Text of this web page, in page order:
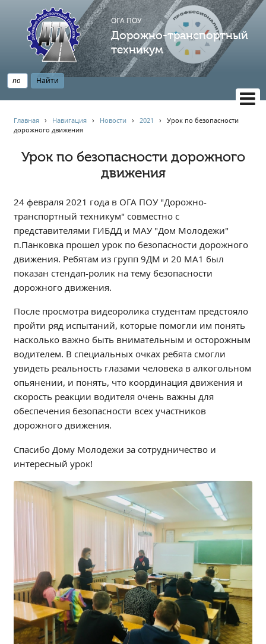
ОГА ПОУ
Дорожно-транспортный
техникум
НАВИГАЦИЯ
Главная
Профессионалитет
Опрос по качеству образования
Новости
Наблюдательный совет
Информация
Независимая оценка качества
Профориентация
Обращения онлайн
Контакты
Региональный центр по профилактике ДДТТ
Учебно-производственный комплекс
Центр карьеры
Противодействие коррупции
Всероссийское чемпионатное движение
Региональная инновационная площадка
СВЕДЕНИЯ ОБ ОБРАЗОВАТЕЛЬНОЙ ОРГАНИЗАЦИИ
Основные сведения
Структура и органы управления образовательной
Образовательные стандарты и требования
Руководство
Педагогический состав
Материально-техническое обеспечение и
оснащенность образовательного процесса.
Доступная среда
Главная › Навигация › Новости ›2021 ›Урок по безопасности
дорожного движения️
Урок по безопасности дорожного
движения️
24 февраля 2021 года в ОГА ПОУ "Дорожно-
транспортный техникум" совместно с
представителями ГИБДД и МАУ "Дом Молодежи"
п.Панковка прошел урок по безопасности дорожного
движения. Ребятам из групп 9ДМ и 20 МА1 был
показан стендап-ролик на тему безопасности
дорожного движения.
После просмотра видеоролика студентам предстояло
пройти ряд испытаний, которые помогли им понять
насколько важно быть внимательным и осторожным
водителем. В специальных очках ребята смогли
увидеть реальность глазами человека в алкогольном
опьянении, и понять, что координация движения и
скорость реакции водителя очень важны для
обеспечения безопасности всех участников
дорожного движения.
Спасибо Дому Молодежи за сотрудничество и
интересный урок!